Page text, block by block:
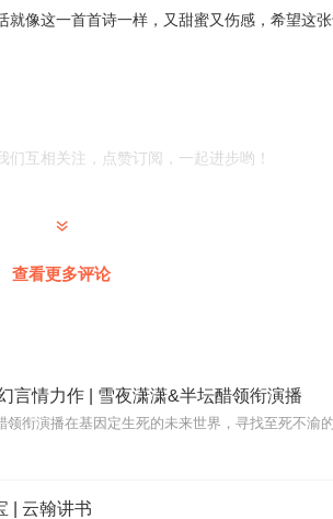
像这一首首诗一样，又甜蜜又伤感，希望这
互相关注，点赞订阅，一起进步哟！
查看更多评论
言情力作 | 雪夜潇潇&半坛醋领衔演播
| 云翰讲书